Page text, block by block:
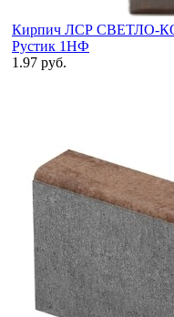
Кирпич ЛСР СВЕТЛО-
Рустик 1НФ
1.97 руб.